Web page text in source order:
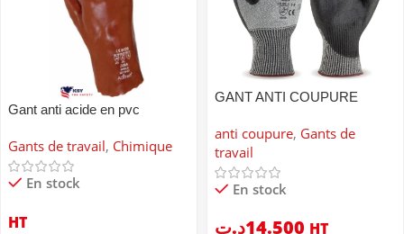
Gant anti acide en pvc
Gants de travail, Chimique
En stock
HT
GANT ANTI COUPURE
anti coupure, Gants de
travail
En stock
14.500د.ت HT